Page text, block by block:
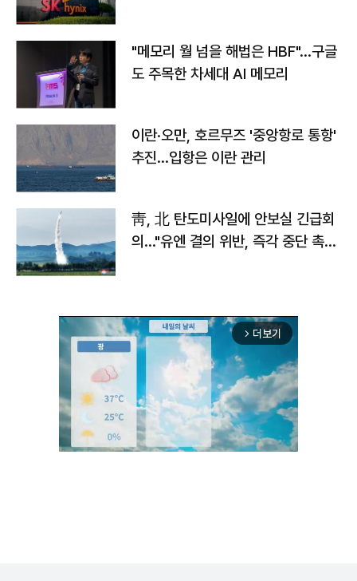
"메모리 월 넘을 해법은 HBF"…구글
도 주목한 차세대 AI 메모리
이란·오만, 호르무즈 '중앙항로 통항'
추진…입항은 이란 관리
靑, 北 탄도미사일에 안보실 긴급회
의…"유엔 결의 위반, 즉각 중단 촉
arrow_forward_ios 더보기